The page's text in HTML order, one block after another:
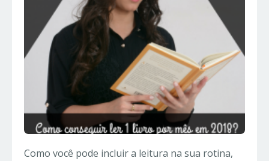
Como você pode incluir a leitura na sua rotina,